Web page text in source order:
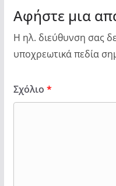
Αφήστε μια
Η ηλ. διεύθυνση σας
υποχρεωτικά πεδία
Σχόλιο *